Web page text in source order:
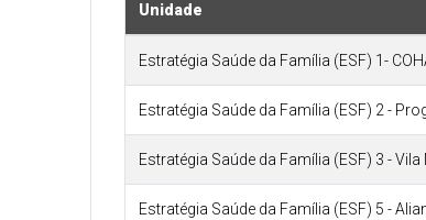
Unidade
Estratégia Saúde da Família (ESF) 1-
Estratégia Saúde da Família (ESF) 2 -
Estratégia Saúde da Família (ESF) 3 - Vila
Estratégia Saúde da Família (ESF) 5 -